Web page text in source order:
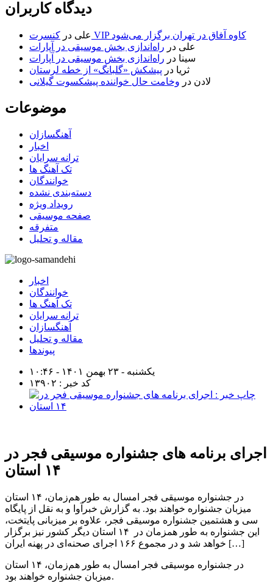
دیدگاه کاربران
علی در
کنسرت VIP کاوه آفاق در تهران برگزار می‌شود
علی در راه‌اندازی بخش موسیقی در آپارات
سینا در راه‌اندازی بخش موسیقی در آپارات
ثریا در پیشکش «گلبانگ» از خطه لرستان
لادن در وخامت حال خواننده پیشکسوت گیلانی
موضوعات
آهنگسازان
اخبار
ترانه سرایان
تک آهنگ ها
خوانندگان
دسته‌بندی نشده
رویداد ویژه
صفحه موسیقی
متفرقه
مقاله و تحلیل
اخبار
خوانندگان
تک آهنگ ها
ترانه سرایان
آهنگسازان
مقاله و تحلیل
پیوندها
یکشنبه - ۲۳ بهمن ۱۴۰۱ - ۱۰:۴۶
کد خبر : ۱۳۹۰۲
اجرای برنامه های جشنواره موسیقی فجر در
۱۴ استان
در جشنواره موسیقی فجر امسال به طور هم‌زمان، ۱۴ استان
میزبان جشنواره خواهند بود. به گزارش خبرآوا و به نقل از پایگاه
سی و هشتمین جشنواره موسیقی فجر، علاوه‌ بر میزبانی پایتخت،
این جشنواره به طور همزمان در ۱۴ استان دیگر کشور نیز برگزار
خواهد شد و در مجموع ۱۶۶ اجرای صحنه‌ای در پهنه ایران […]
در جشنواره موسیقی فجر امسال به طور هم‌زمان، ۱۴ استان
میزبان جشنواره خواهند بود.